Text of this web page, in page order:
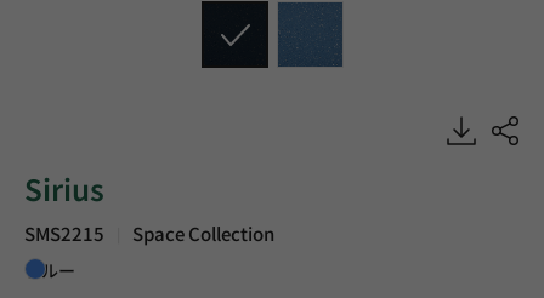
Sirius
SMS2215 Space Collection
ブルー